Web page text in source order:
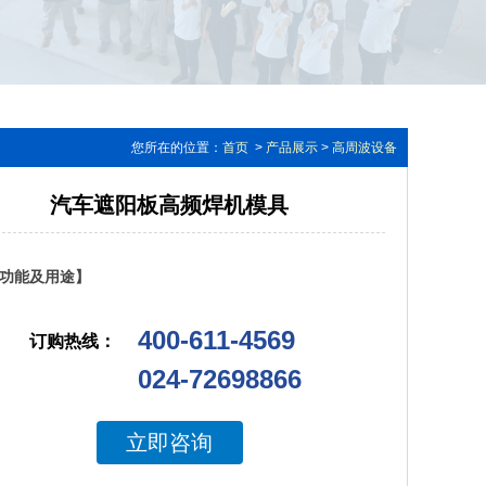
您所在的位置： 首页 > 产品展示 > 高周波设备
汽车遮阳板高频焊机模具
能及用途】
订购热线：
400-611-4569
024-72698866
立即咨询